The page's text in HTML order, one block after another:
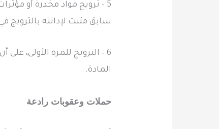
5 – ترويج مواد مخدرة أو
سابق مثبت لإدانته بالترويج
المادة.
حملات وعقوبات رادعة